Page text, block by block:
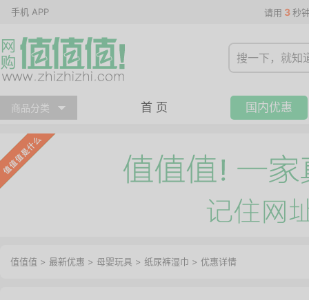
手机 APP 请用 3 秒
商品分类 首 页 国内优惠
值值值 > 最新优惠 > 母婴玩具 > 纸尿裤湿巾 > 优惠详情